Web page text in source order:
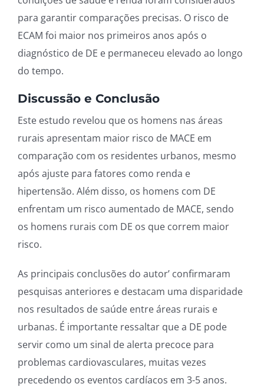
para garantir comparações precisas. O risco de
ECAM foi maior nos primeiros anos após o
diagnóstico de DE e permaneceu elevado ao longo
do tempo.
Discussão e Conclusão
Este estudo revelou que os homens nas áreas
rurais apresentam maior risco de MACE em
comparação com os residentes urbanos, mesmo
após ajuste para fatores como renda e
hipertensão. Além disso, os homens com DE
enfrentam um risco aumentado de MACE, sendo
os homens rurais com DE os que correm maior
risco.
As principais conclusões do autor’ confirmaram
pesquisas anteriores e destacam uma disparidade
nos resultados de saúde entre áreas rurais e
urbanas. É importante ressaltar que a DE pode
servir como um sinal de alerta precoce para
problemas cardiovasculares, muitas vezes
precedendo os eventos cardíacos em 3-5 anos.